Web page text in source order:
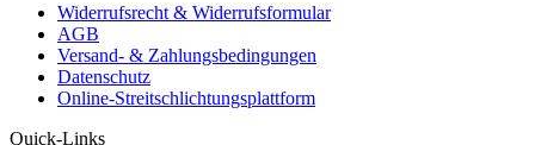
Widerrufsrecht & Widerrufsformular
AGB
Versand- & Zahlungsbedingungen
Datenschutz
Online-Streitschlichtungsplattform
Quick-Links